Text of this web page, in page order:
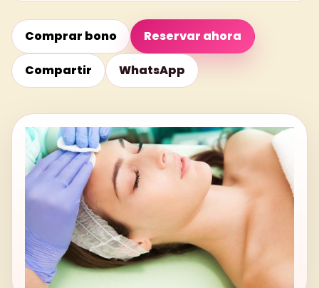
Comprar bono Reservar ahora
Compartir WhatsApp